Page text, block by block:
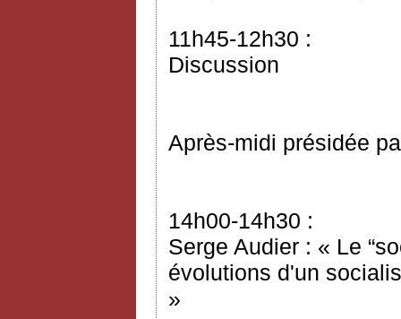
11h45-12h30 :
Discussion
Après-midi présidée
14h00-14h30 :
Serge Audier : « Le
évolutions d'un
»